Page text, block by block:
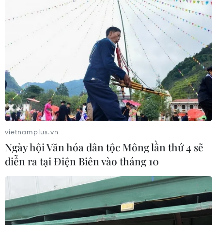
Trong phiên giao dịch ngày 15/9, giá vàng thế giới
được đẩy lên cao hơn sau khi thị trường nhận được
thống kê không mấy sáng sủa về sản lượng công
nghiệp của Trung Quốc.
vietnamplus.vn
Ngày hội Văn hóa dân tộc Mông lần thứ 4 sẽ
diễn ra tại Điện Biên vào tháng 10